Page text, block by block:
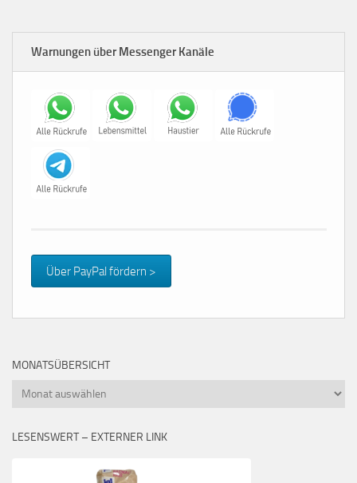
Warnungen über Messenger Kanäle
Über PayPal fördern >
MONATSÜBERSICHT
Monatsübersicht
LESENSWERT – EXTERNER LINK